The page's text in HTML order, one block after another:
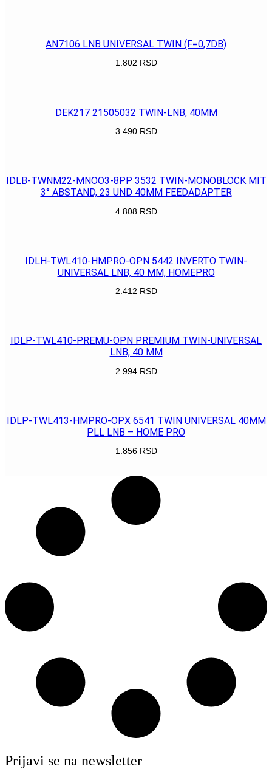
AN7106 LNB UNIVERSAL TWIN (F=0,7DB)
1.802 RSD
DEK217 21505032 TWIN-LNB, 40MM
3.490 RSD
IDLB-TWNM22-MNOO3-8PP 3532 TWIN-MONOBLOCK MIT
3° ABSTAND, 23 UND 40MM FEEDADAPTER
4.808 RSD
IDLH-TWL410-HMPRO-OPN 5442 INVERTO TWIN-
UNIVERSAL LNB, 40 MM, HOMEPRO
2.412 RSD
IDLP-TWL410-PREMU-OPN PREMIUM TWIN-UNIVERSAL
LNB, 40 MM
2.994 RSD
IDLP-TWL413-HMPRO-OPX 6541 TWIN UNIVERSAL 40MM
PLL LNB – HOME PRO
1.856 RSD
Prijavi se na newsletter